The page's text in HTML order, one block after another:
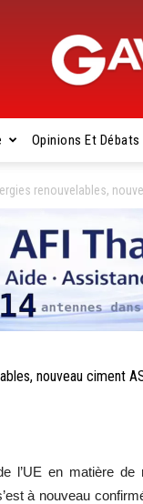
Opinions Et Débats
renouvelables,
nouveau ciment
l’UE en matière de
à nouveau